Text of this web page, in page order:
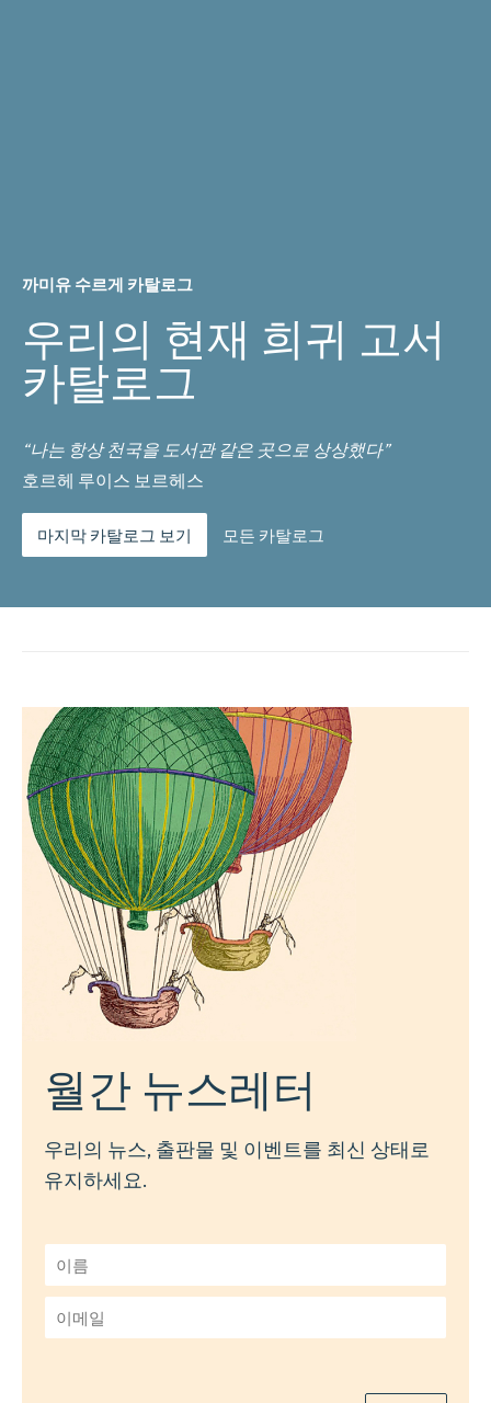
까미유 수르게 카탈로그
우리의 현재 희귀 고서
카탈로그
“나는 항상 천국을 도서관 같은 곳으로 상상했다”
호르헤 루이스 보르헤스
마지막 카탈로그 보기 모든 카탈로그
월간 뉴스레터
우리의 뉴스, 출판물 및 이벤트를 최신 상태로
유지하세요.
름
*
메